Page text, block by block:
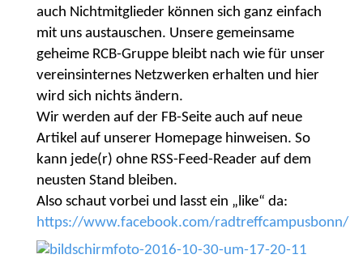
auch Nichtmitglieder können sich ganz einfach
mit uns austauschen. Unsere gemeinsame
geheime RCB-Gruppe bleibt nach wie für unser
vereinsinternes Netzwerken erhalten und hier
wird sich nichts ändern.
Wir werden auf der FB-Seite auch auf neue
Artikel auf unserer Homepage hinweisen. So
kann jede(r) ohne RSS-Feed-Reader auf dem
neusten Stand bleiben.
Also schaut vorbei und lasst ein „like“ da:
https://www.facebook.com/radtreffcampusbonn/